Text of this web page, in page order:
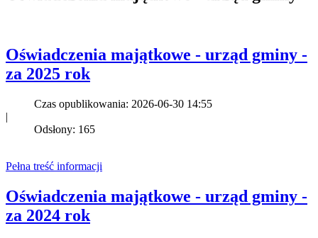
Oświadczenia majątkowe - urząd gminy -
za 2025 rok
Czas opublikowania: 2026-06-30 14:55
|
Odsłony: 165
Pełna treść informacji
Oświadczenia majątkowe - urząd gminy -
za 2024 rok